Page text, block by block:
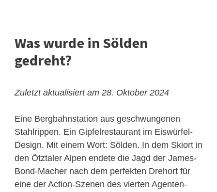
Was wurde in Sölden
gedreht?
Zuletzt aktualisiert am 28. Oktober 2024
Eine Bergbahnstation aus geschwungenen
Stahlrippen. Ein Gipfelrestaurant im Eiswürfel-
Design. Mit einem Wort: Sölden. In dem Skiort in
den Ötztaler Alpen endete die Jagd der James-
Bond-Macher nach dem perfekten Drehort für
eine der Action-Szenen des vierten Agenten-